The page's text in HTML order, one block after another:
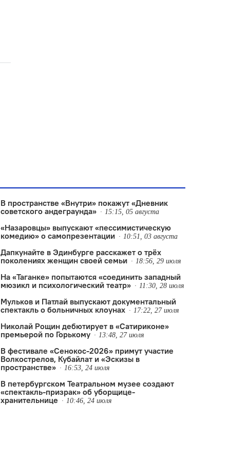
В пространстве «Внутри» покажут «Дневник
советского андеграунда»
15:15, 05 августа
«Назаровцы» выпускают «пессимистическую
комедию» о самопрезентации
10:51, 03 августа
Дапкунайте в Эдинбурге расскажет о трёх
поколениях женщин своей семьи
18:56, 29 июля
На «Таганке» попытаются «соединить западный
мюзикл и психологический театр»
11:30, 28 июля
Мульков и Патлай выпускают документальный
спектакль о больничных клоунах
17:22, 27 июля
Николай Рощин дебютирует в «Сатириконе»
премьерой по Горькому
13:48, 27 июля
В фестивале «Сенокос-2026» примут участие
Волкострелов, Кубайлат и «Эскизы в
пространстве»
16:53, 24 июля
В петербургском Театральном музее создают
«спектакль-призрак» об уборщице-
хранительнице
10:46, 24 июля